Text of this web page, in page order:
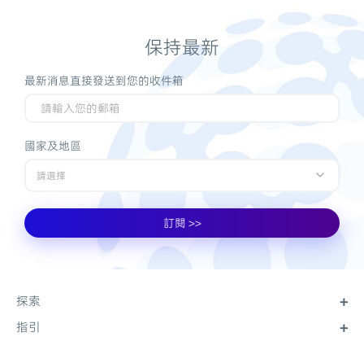
保持最新
最新消息直接發送到您的收件箱
國家及地區
請選擇
訂閱 >>
探索
關於大會
指引